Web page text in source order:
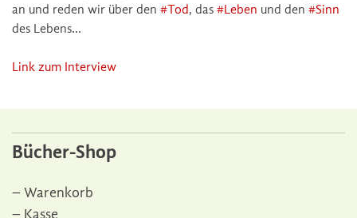
an und reden wir über den #Tod, das #Leben und den #Sinn
des Lebens…
Link zum Interview
Bücher-Shop
Warenkorb
Kasse